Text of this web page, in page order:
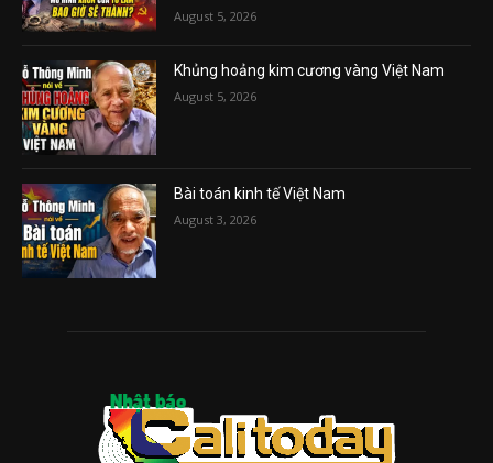
August 5, 2026
Khủng hoảng kim cương vàng Việt Nam
August 5, 2026
Bài toán kinh tế Việt Nam
August 3, 2026